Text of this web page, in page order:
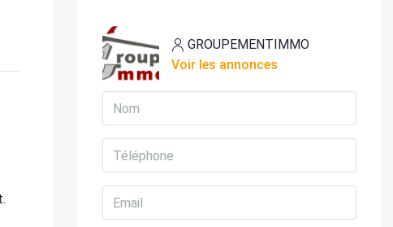
GROUPEMENTIMMO
Voir les annonces